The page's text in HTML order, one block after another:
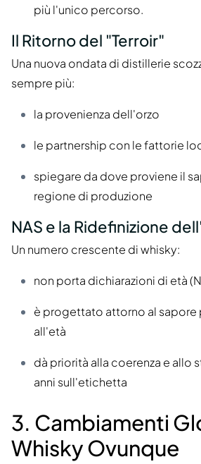
più l'unico percorso.
Il Ritorno del "Terroir"
Una nuova ondata di distillerie
sempre più:
la provenienza dell'orzo
le partnership con le fattorie
spiegare da dove proviene il
regione di produzione
NAS e la Ridefinizione
Un numero crescente di whisky:
non porta dichiarazioni di età
è progettato attorno al
all'età
dà priorità alla coerenza e allo
anni sull'etichetta
3. Cambiamenti
Whisky Ovunque